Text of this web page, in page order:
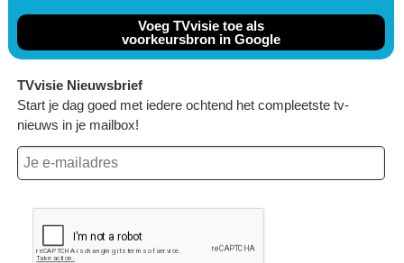
Voeg TVvisie toe als
voorkeursbron in Google
TVvisie Nieuwsbrief
Start je dag goed met iedere ochtend het compleetste tv-
nieuws in je mailbox!